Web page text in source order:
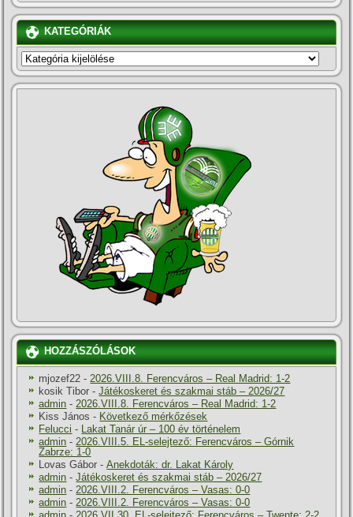
KATEGÓRIÁK
KATEGÓRIÁK
HOZZÁSZÓLÁSOK
mjozef22 -2026.VIII.8. Ferencváros – Real Madrid: 1-2
kosik Tibor -Játékoskeret és szakmai stáb – 2026/27
admin -2026.VIII.8. Ferencváros – Real Madrid: 1-2
Kiss János - Következő mérkőzések
Felucci - Lakat Tanár úr – 100 év történelem
admin -2026.VIII.5. EL-selejtező: Ferencváros – Górnik
Zabrze: 1-0
Lovas Gábor -Anekdoták: dr. Lakat Károly
admin -Játékoskeret és szakmai stáb – 2026/27
admin -2026.VIII.2. Ferencváros – Vasas: 0-0
admin -2026.VIII.2. Ferencváros – Vasas: 0-0